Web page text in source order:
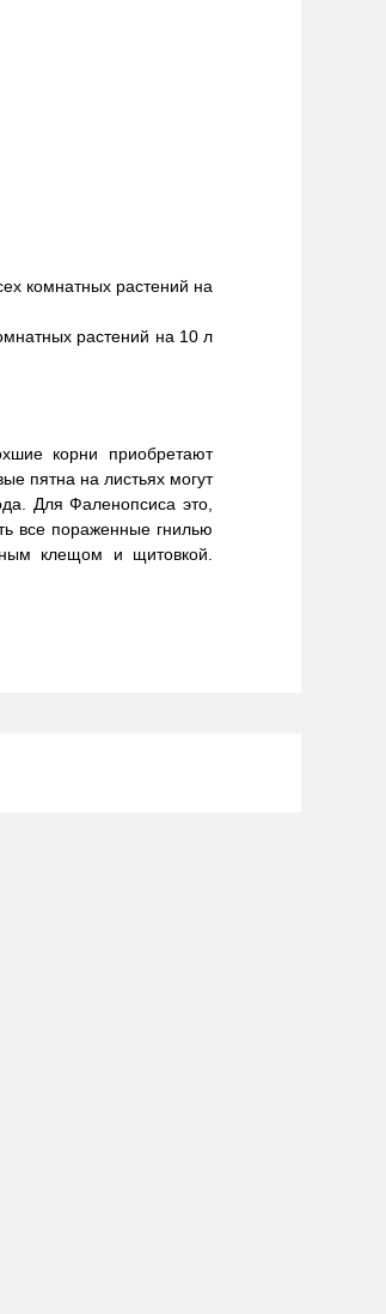
комнатных растений на
растений на 10 л
корни приобретают
пятна на листьях могут
Для Фаленопсиса это,
все пораженные гнилью
клещом и щитовкой.